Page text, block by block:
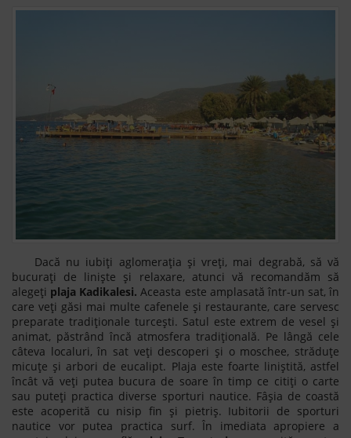
Dacă nu iubiți aglomerația și vreți, mai degrabă, să vă
bucurați de liniște și relaxare, atunci vă recomandăm să
alegeți plaja Kadikalesi. Aceasta este amplasată într-un sat, în
care veți găsi mai multe cafenele și restaurante, care servesc
preparate tradiționale turcești. Satul este extrem de vesel și
animat, păstrând încă atmosfera tradițională. Pe lângă cele
câteva localuri, în sat veți descoperi și o moschee, străduțe
micuțe și arbori de eucalipt. Plaja este foarte liniștită, astfel
încât vă veți putea bucura de soare în timp ce citiți o carte
sau puteți practica diverse sporturi nautice. Fâșia de coastă
este acoperită cu nisip fin și pietriș. Iubitorii de sporturi
nautice vor putea practica surf. În imediata apropiere a